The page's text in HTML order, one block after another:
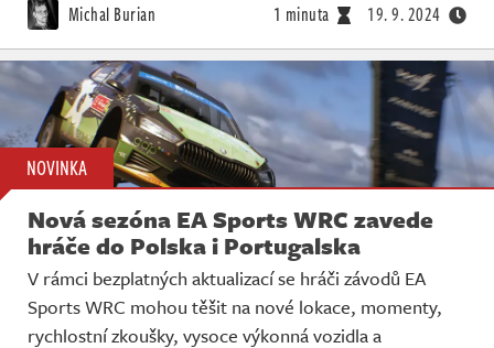
Michal Burian 1 minuta 19. 9. 2024
NOVINKA
Nová sezóna EA Sports WRC zavede
hráče do Polska i Portugalska
V rámci bezplatných aktualizací se hráči závodů EA
Sports WRC mohou těšit na nové lokace, momenty,
rychlostní zkoušky, vysoce výkonná vozidla a